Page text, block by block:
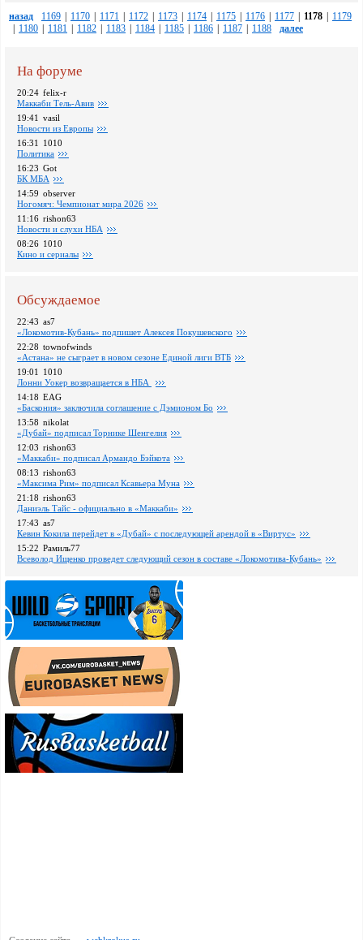
назад 1169 1170 1171 1172 1173 1174 1175 1176 1177 1178
1179
1180 1181 1182 1183 1184 1185 1186 1187 1188 далее
На форуме
20:24 felix-r
Маккаби Тель-Авив
19:41 vasil
Новости из Европы
16:31
1010
Политика
16:23 Got
БК МБА
14:59 observer
Ногомяч: Чемпионат мира 2026
11:16 rishon63
Новости и слухи НБА
08:26 1010
Кино и сериалы
Обсуждаемое
22:43 as7
«Локомотив-Кубань» подпишет Алексея Покушевского
22:28 townofwinds
«Астана» не сыграет в новом сезоне Единой лиги ВТБ
19:01
1010
Лонни Уокер возвращается в НБА
14:18 EAG
«Баскония» заключила соглашение с Дэмионом Бо
13:58 nikolat
«Дубай» подписал Торнике Шенгелия
12:03 rishon63
«Маккаби» подписал Армандо Бэйкота
08:13 rishon63
«Максима Рим» подписал Ксавьера Муна
21:18 rishon63
Даниэль Тайс - официально в «Маккаби»
17:43 as7
Кевин Кокила перейдет в «Дубай» с последующей арендой в «Виртус»
15:22 Рамиль77
Всеволод Ищенко проведет следующий сезон в составе «Локомотива-Кубань»